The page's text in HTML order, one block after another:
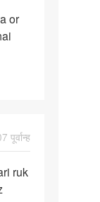
or
ruk